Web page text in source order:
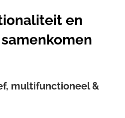
en
multifunctioneel &